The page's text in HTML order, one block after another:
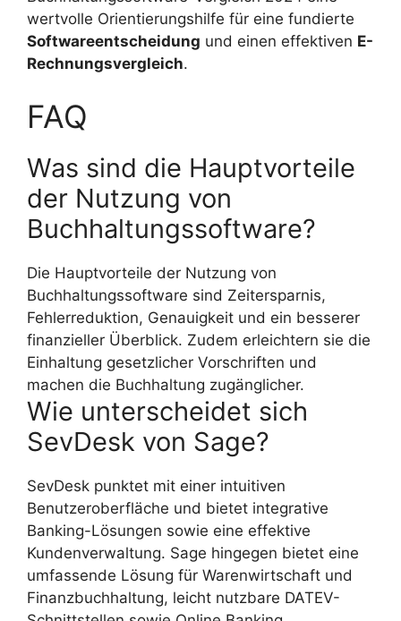
wertvolle Orientierungshilfe für eine fundierte
Softwareentscheidung und einen effektiven E-
Rechnungsvergleich.
FAQ
Was sind die Hauptvorteile
der Nutzung von
Buchhaltungssoftware?
Die Hauptvorteile der Nutzung von
Buchhaltungssoftware sind Zeitersparnis,
Fehlerreduktion, Genauigkeit und ein besserer
finanzieller Überblick. Zudem erleichtern sie die
Einhaltung gesetzlicher Vorschriften und
machen die Buchhaltung zugänglicher.
Wie unterscheidet sich
SevDesk von Sage?
SevDesk punktet mit einer intuitiven
Benutzeroberfläche und bietet integrative
Banking-Lösungen sowie eine effektive
Kundenverwaltung. Sage hingegen bietet eine
umfassende Lösung für Warenwirtschaft und
Finanzbuchhaltung, leicht nutzbare DATEV-